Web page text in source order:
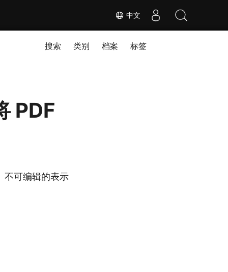
中文
搜索 类别 档案 标签
PDF
不可编辑的表示